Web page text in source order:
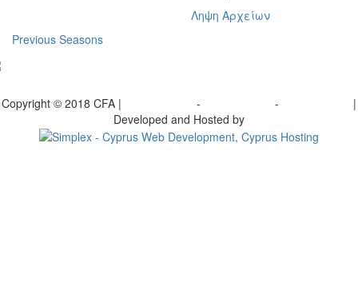
Ληψη Αρχείων
Previous Seasons
Copyright © 2018 CFA | - -
|
Developed and Hosted by